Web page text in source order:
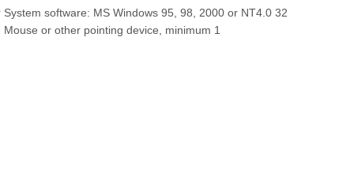
software: MS Windows 95, 98, 2000 or NT4.0 32
or other pointing device, minimum 1